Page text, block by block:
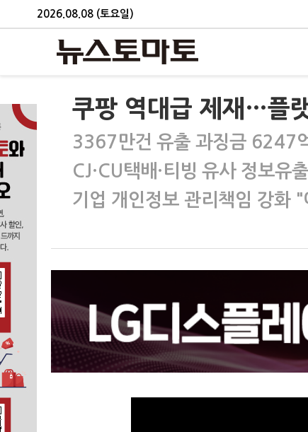
2026.08.08 (토요일)
쿠팡 역대급 제재…플
3367만건 유출 과징금 6247
CJ·CU택배·티빙 유사 정보유
기업 개인정보 관리책임 강화